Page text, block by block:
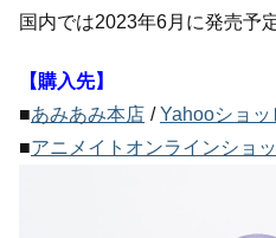
国内では2023年6月に発売予
【購入先】
■あみあみ本店 /Yahooショ
■アニメイトオンラインショ